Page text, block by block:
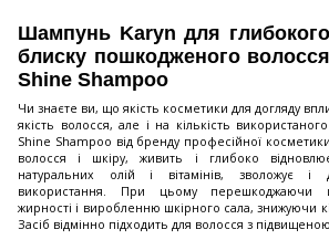
Шампунь Karyn для глибокого
блиску пошкодженого
Shine Shampoo
Чи знаєте ви, що якість косметики для догляду
якість волосся, але і на кількість
Shine Shampoo від бренду професійної
волосся і шкіру, живить і глибоко
натуральних олій і вітамінів, зволожує
використання. При цьому перешкоджаючи
жирності і виробленню шкірного сала, знижуючи
Засіб відмінно підходить для волосся з